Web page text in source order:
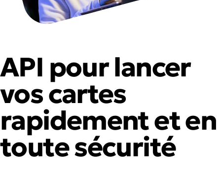
API pour lancer
vos cartes
rapidement et en
toute sécurité